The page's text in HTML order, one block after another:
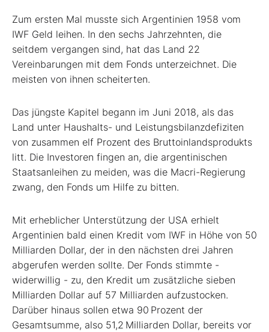
Folgen Sie uns
Kontakt
Zum ersten Mal musste sich ­Argentinien 1958 vom
IWF Geld leihen. In den sechs Jahrzehnten, die
seitdem vergangen sind, hat das Land 22
Vereinbarungen mit dem Fonds unterzeichnet. Die
meisten von ihnen scheiterten.
Das jüngste Kapitel begann im Juni 2018, als das
Land unter Haushalts- und Leistungsbilanzdefiziten
von zusammen elf Prozent des Bruttoinlandsprodukts
litt. Die Investoren fingen an, die argentinischen
Staatsanleihen zu meiden, was die Macri-Regierung
zwang, den Fonds um Hilfe zu bitten.
Mit erheblicher Unterstützung der USA erhielt
Argentinien bald einen Kredit vom IWF in Höhe von 50
Milliarden Dollar, der in den nächsten drei Jahren
abgerufen werden sollte. Der Fonds stimmte -
widerwillig - zu, den Kredit um zusätzliche sieben
Milliarden Dollar auf 57 Milliarden aufzu­stocken.
Darüber hinaus sollen etwa 90 Prozent der
Gesamtsumme, also 51,2 Milliarden Dollar, bereits vor